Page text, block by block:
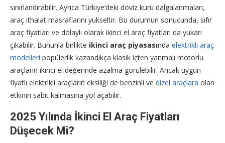
sınırlandırabilir. Ayrıca Türkiye’deki döviz kuru dalgalanmaları,
araç ithalat masraflarını yükseltir. Bu durumun sonucunda, sıfır
araç fiyatları ve dolaylı olarak ikinci el araç fiyatları da yukarı
çıkabilir. Bununla birlikte ikinci araç piyasasında elektrikli araç
modelleri popülerlik kazandıkça klasik içten yanmalı motorlu
araçların ikinci el değerinde azalma görülebilir. Ancak uygun
fiyatlı elektrikli araçların eksiliği de benzinli ve dizel araçlara olan
etkinin sabit kalmasına yol açabilir.
2025 Yılında İkinci El Araç Fiyatları
Düşecek Mi?